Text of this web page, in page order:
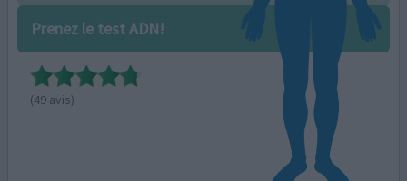
Prenez le test ADN!
(49 avis)